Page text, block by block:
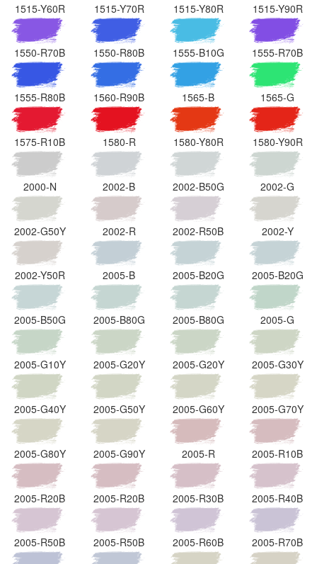
1515-Y60R 1515-Y70R 1515-Y80R 1515-Y90R
1550-R70B 1550-R80B 1555-B10G 1555-R70B
1555-R80B 1560-R90B 1565-B 1565-G
1575-R10B 1580-R 1580-Y80R 1580-Y90R
2000-N 2002-B 2002-B50G 2002-G
2002-G50Y 2002-R 2002-R50B 2002-Y
2002-Y50R 2005-B 2005-B20G 2005-B20G
2005-B50G 2005-B80G 2005-B80G 2005-G
2005-G10Y 2005-G20Y 2005-G20Y 2005-G30Y
2005-G40Y 2005-G50Y 2005-G60Y 2005-G70Y
2005-G80Y 2005-G90Y 2005-R 2005-R10B
2005-R20B 2005-R20B 2005-R30B 2005-R40B
2005-R50B 2005-R50B 2005-R60B 2005-R70B